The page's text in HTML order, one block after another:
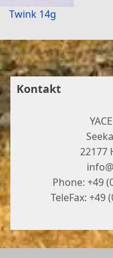
Twink 14g
Kontakt
22177
Phone: +49
TeleFax: +49